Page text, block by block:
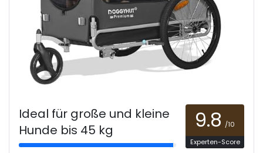
Ideal für große und kleine
Hunde bis 45 kg
9.8 /10
Experten-Score